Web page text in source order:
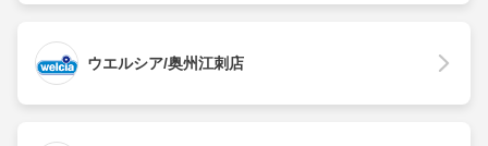
ウエルシア/奥州江刺店